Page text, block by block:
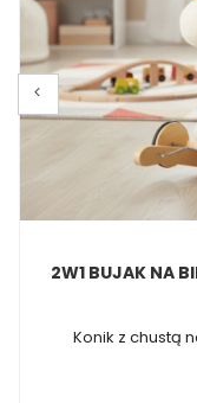
2W1 BUJAK NA
Konik z chustą